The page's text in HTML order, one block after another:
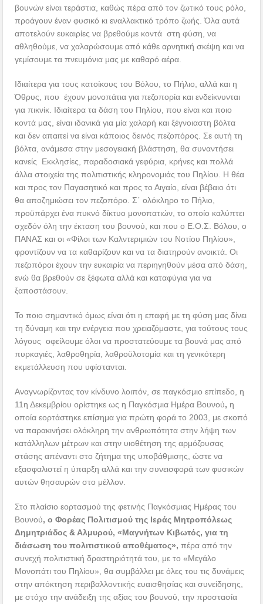
βουνών είναι τεράστια, καθώς πέρα από τον ζωτικό τους ρόλο,
προάγουν έναν φυσικό κι εναλλακτικό τρόπο ζωής. Όλα αυτά
αποτελούν ευκαιρίες να βρεθούμε κοντά στη φύση, να
αθληθούμε, να χαλαρώσουμε από κάθε αρνητική σκέψη και να
γεμίσουμε τα πνευμόνια μας με καθαρό αέρα.
Ιδιαίτερα για τους κατοίκους του Βόλου, το Πήλιο, αλλά και η
Όθρυς, που έχουν μονοπάτια για πεζοπορία και ενδείκνυνται
για πικνίκ. Ιδιαίτερα τα δάση του Πηλίου, που είναι και ποιο
κοντά μας, είναι ιδανικά για μία χαλαρή και ξέγνοιαστη βόλτα
και δεν απαιτεί να είναι κάποιος δεινός πεζοπόρος. Σε αυτή τη
βόλτα, ανάμεσα στην μεσογειακή βλάστηση, θα συναντήσει
κανείς Εκκλησίες, παραδοσιακά γεφύρια, κρήνες και πολλά
άλλα στοιχεία της πολιτιστικής κληρονομιάς του Πηλίου. Η θέα
και προς τον Παγασητικό και προς το Αιγαίο, είναι βέβαιο ότι
θα αποζημιώσει τον πεζοπόρο. Σ΄ ολόκληρο το Πήλιο,
προϋπάρχει ένα πυκνό δίκτυο μονοπατιών, το οποίο καλύπτει
σχεδόν όλη την έκταση του βουνού, και που ο Ε.Ο.Σ. Βόλου, ο
ΠΑΝΑΣ και οι «Φίλοι των Καλντεριμιών του Νοτίου Πηλίου»,
φροντίζουν να τα καθαρίζουν και να τα διατηρούν ανοικτά. Οι
πεζοπόροι έχουν την ευκαιρία να περιηγηθούν μέσα από δάση,
ενώ θα βρεθούν σε ξέφωτα αλλά και καταφύγια για να
ξαποστάσουν.
Το ποιο σημαντικό όμως είναι ότι η επαφή με τη φύση μας δίνει
τη δύναμη και την ενέργεια που χρειαζόμαστε, για τούτους τους
λόγους οφείλουμε όλοι να προστατεύουμε τα βουνά μας από
πυρκαγιές, λαθροθηρία, λαθροϋλοτομία και τη γενικότερη
εκμετάλλευση που υφίστανται.
Αναγνωρίζοντας τον κίνδυνο λοιπόν, σε παγκόσμιο επίπεδο, η
11η Δεκεμβρίου ορίστηκε ως η Παγκόσμια Ημέρα Βουνού,η
οποία εορτάστηκε επίσημα για πρώτη φορά το 2003, με σκοπό
να παρακινήσει ολόκληρη την ανθρωπότητα στην λήψη των
κατάλληλων μέτρων και στην υιοθέτηση της αρμόζουσας
στάσης απέναντι στο ζήτημα της υποβάθμισης, ώστε να
εξασφαλιστεί η ύπαρξη αλλά και την συνεισφορά των φυσικών
αυτών θησαυρών στο μέλλον.
Στο πλαίσιο εορτασμού της φετινής Παγκόσμιας Ημέρας του
Βουνού, o Φορέας Πολιτισμού της Ιεράς Μητροπόλεως
Δημητριάδος & Αλμυρού, «Μαγνήτων Κιβωτός, για τη
διάσωση του πολιτιστικού αποθέματος», πέρα από την
συνεχή πολιτιστική δραστηριότητά του, με το «Μεγάλο
Μονοπάτι του Πηλίου», θα συμβάλλει με όλες του τις δυνάμεις
στην απόκτηση περιβαλλοντικής ευαισθησίας και συνείδησης,
με στόχο την ανάδειξη της αξίας του βουνού, την προστασία